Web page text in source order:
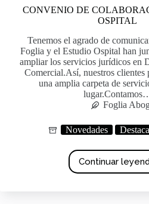
CONVENIO DE
OSPITAL
Tenemos el agrado de
Foglia y el Estudio Ospital han
ampliar los servicios jurídicos en
Comercial.Así, nuestros clientes
una amplia carpeta de
Foglia
Novedades
Continuar